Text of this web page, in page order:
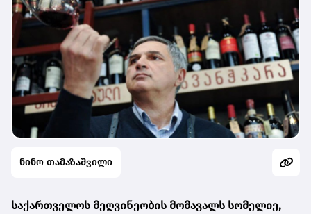
ნინო თამაზაშვილი
საქართველოს მეღვინეობის მომავალს სომელიე,